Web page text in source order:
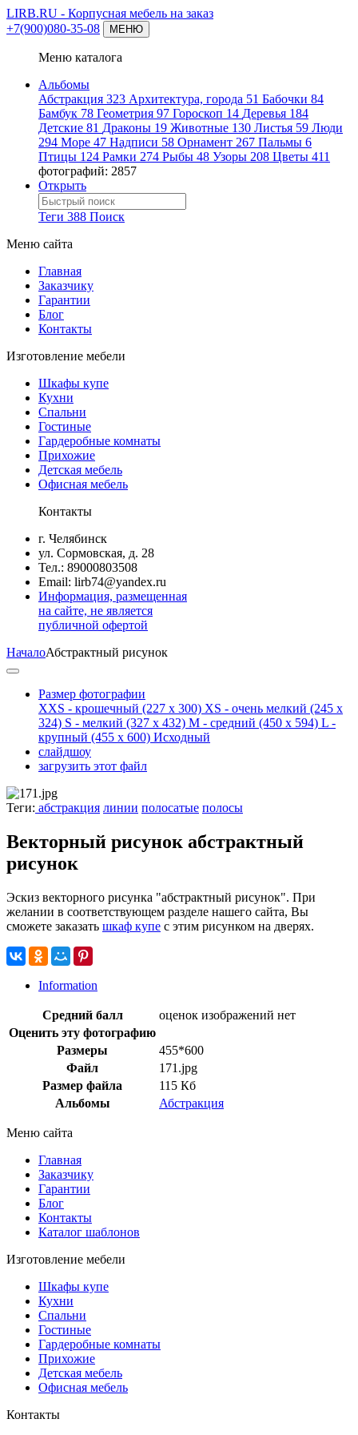
LIRB.RU - Корпусная мебель на заказ
+7(900)080-35-08
МЕНЮ
Меню каталога
Альбомы
Абстракция 323 Архитектура, города 51 Бабочки 84
Бамбук 78 Геометрия 97 Гороскоп 14 Деревья 184
Детские 81 Драконы 19 Животные 130 Листья 59 Люди
294 Море 47 Надписи 58 Орнамент 267 Пальмы 6
Птицы 124 Рамки 274 Рыбы 48 Узоры 208 Цветы 411
фотографий: 2857
Открыть
Теги 388 Поиск
Меню сайта
Главная
Заказчику
Гарантии
Блог
Контакты
Изготовление мебели
Шкафы купе
Кухни
Спальни
Гостиные
Гардеробные комнаты
Прихожие
Детская мебель
Офисная мебель
Контакты
г. Челябинск
ул. Сормовская, д. 28
Тел.: 89000803508
Email: lirb74@yandex.ru
Информация, размещенная
на сайте, не является
публичной офертой
НачалоАбстрактный рисунок
Размер фотографии
XXS - крошечный (227 x 300) XS - очень мелкий (245 x
324) S - мелкий (327 x 432) M - средний (450 x 594) L -
крупный (455 x 600) Исходный
слайдшоу
загрузить этот файл
Теги: абстракция линии полосатые полосы
Векторный рисунок абстрактный
рисунок
Эскиз векторного рисунка "абстрактный рисунок". При
желании в соответствующем разделе нашего сайта, Вы
сможете заказать шкаф купе с этим рисунком на дверях.
Information
Средний балл
оценок изображений нет
Оценить эту фотографию
Размеры
455*600
Файл
171.jpg
Размер файла
115 Кб
Альбомы
Абстракция
Меню сайта
Главная
Заказчику
Гарантии
Блог
Контакты
Каталог шаблонов
Изготовление мебели
Шкафы купе
Кухни
Спальни
Гостиные
Гардеробные комнаты
Прихожие
Детская мебель
Офисная мебель
Контакты